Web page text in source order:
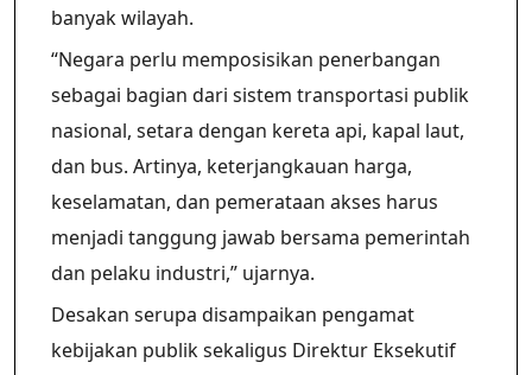
banyak wilayah.
“Negara perlu memposisikan penerbangan
sebagai bagian dari sistem transportasi publik
nasional, setara dengan kereta api, kapal laut,
dan bus. Artinya, keterjangkauan harga,
keselamatan, dan pemerataan akses harus
menjadi tanggung jawab bersama pemerintah
dan pelaku industri,” ujarnya.
Desakan serupa disampaikan pengamat
kebijakan publik sekaligus Direktur Eksekutif